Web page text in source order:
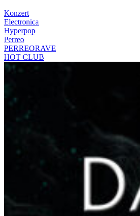
Konzert
Electronica
Hyperpop
Perreo
PERREORAVE
HOT CLUB